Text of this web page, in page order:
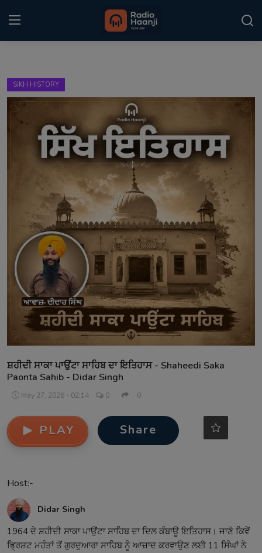
Home
Punjabi Podcast
Kitaab Kahani
Sponsors
Matrimonial
Event
Contact
SIKH HISTORY
ਸ਼ਹੀਦੀ ਸਾਕਾ ਪਾਉਂਟਾ ਸਾਹਿਬ ਦਾ ਇਤਿਹਾਸ - Shaheedi Saka
Paonta Sahib - Didar Singh
May 27, 2026 - 02:14 0 0
PLAY Share
Host:-
Didar Singh
1964 ਦੇ ਸ਼ਹੀਦੀ ਸਾਕਾ ਪਾਉਂਟਾ ਸਾਹਿਬ ਦਾ ਦਿਲ ਕੰਬਾਊ ਇਤਿਹਾਸ। ਜਾਣੋ ਕਿਵੇਂ
ਭ੍ਰਿਸ਼ਟ ਮਹੰਤਾਂ ਤੋਂ ਗੁਰਦੁਆਰਾ ਸਾਹਿਬ ਨੂੰ ਆਜ਼ਾਦ ਕਰਵਾਉਣ ਲਈ 11 ਸਿੰਘਾਂ ਨੇ